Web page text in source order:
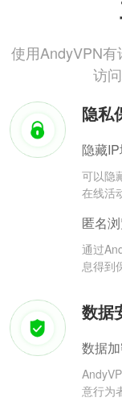
使用AndyVPN有
访
隐私
隐藏
可以隐
在线活
匿名
通过
息得到
数据
数据
意行为